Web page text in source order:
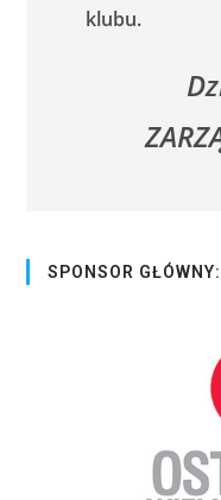
klubu.
SPONSOR GŁÓWNY: